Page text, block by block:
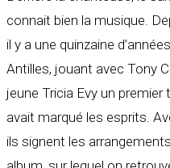
connait bien la musique.
il y a une quinzaine
Antilles, jouant avec Tony
jeune Tricia Evy un
avait marqué les esprits.
ils signent les